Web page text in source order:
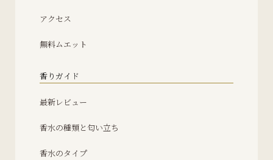
アクセス
無料ムエット
香りガイド
最新レビュー
香水の種類と匂い立ち
香水のタイプ